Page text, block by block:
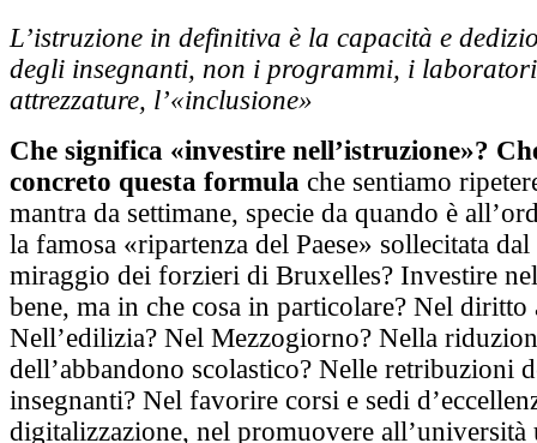
L’istruzione in definitiva è la capacità e
degli insegnanti, non i programmi, i
attrezzature, l’«inclusione»
Che significa «investire nell’istruzione»?
concreto questa formula che sentiamo
mantra da settimane, specie da quando è
la famosa «ripartenza del Paese» sollecitata
miraggio dei forzieri di Bruxelles? Investire
bene, ma in che cosa in particolare? Nel diritto
Nell’edilizia? Nel Mezzogiorno? Nella
dell’abbandono scolastico? Nelle retribuzioni
insegnanti? Nel favorire corsi e sedi
digitalizzazione, nel promuovere all’università